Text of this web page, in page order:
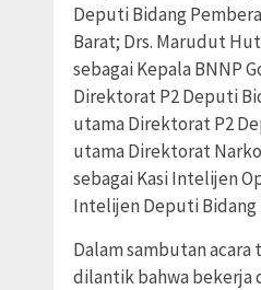
Deputi Bidang
Barat; Drs. Marudut
sebagai Kepala BNNP
Direktorat P2 Deputi
utama Direktorat P2
utama Direktorat
sebagai Kasi Intelijen
Intelijen Deputi Bidang
Dalam sambutan
dilantik bahwa bekerja